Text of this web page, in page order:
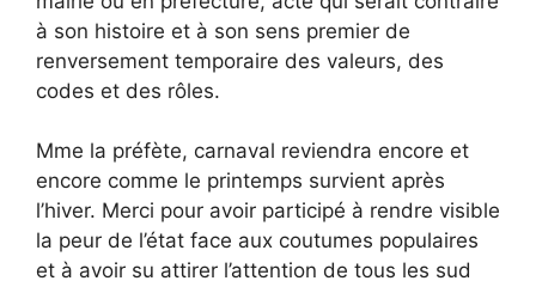
à son histoire et à son sens premier de
renversement temporaire des valeurs, des
codes et des rôles.
Mme la préfète, carnaval reviendra encore et
encore comme le printemps survient après
l’hiver. Merci pour avoir participé à rendre visible
la peur de l’état face aux coutumes populaires
et à avoir su attirer l’attention de tous les sud